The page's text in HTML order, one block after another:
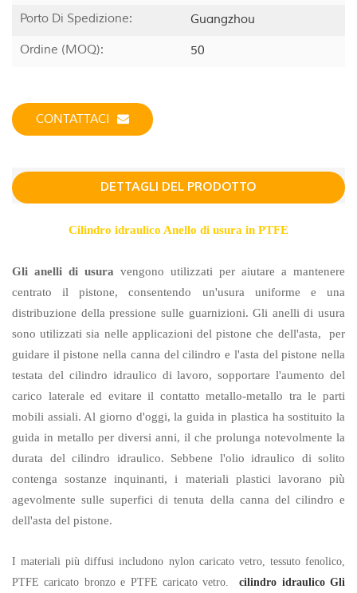
Porto Di Spedizione:
Guangzhou
Ordine (MOQ):
50
CONTATTACI
DETTAGLI DEL PRODOTTO
Cilindro idraulico Anello di usura in PTFE
Gli anelli di usura vengono utilizzati per aiutare a mantenere
centrato il pistone, consentendo un'usura uniforme e una
distribuzione della pressione sulle guarnizioni. Gli anelli di usura
sono utilizzati sia nelle applicazioni del pistone che dell'asta, per
guidare il pistone nella canna del cilindro e l'asta del pistone nella
testata del cilindro idraulico di lavoro, sopportare l'aumento del
carico laterale ed evitare il contatto metallo-metallo tra le parti
mobili assiali. Al giorno d'oggi, la guida in plastica ha sostituito la
guida in metallo per diversi anni, il che prolunga notevolmente la
durata del cilindro idraulico. Sebbene l'olio idraulico di solito
contenga sostanze inquinanti, i materiali plastici lavorano più
agevolmente sulle superfici di tenuta della canna del cilindro e
dell'asta del pistone.
I materiali più diffusi includono nylon caricato vetro, tessuto fenolico,
PTFE caricato bronzo e PTFE caricato vetro.cilindro idraulico Gli